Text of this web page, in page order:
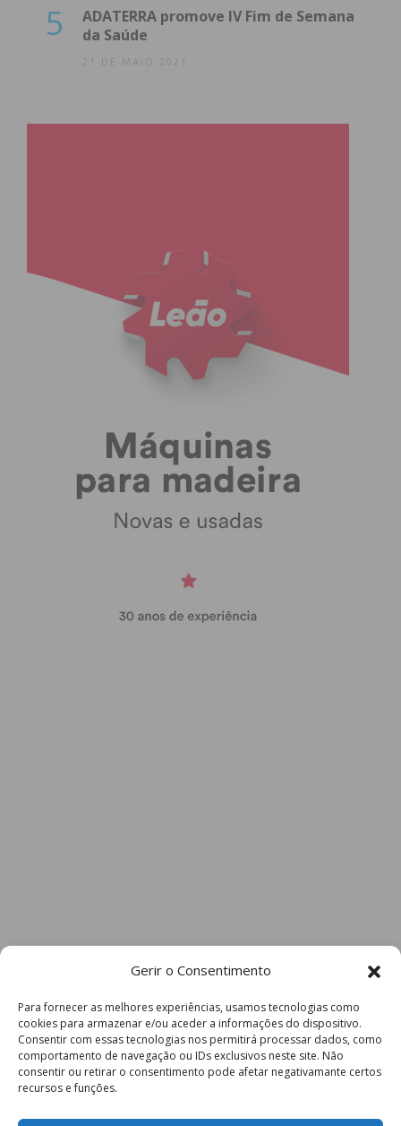
Gerir o Consentimento
Para fornecer as melhores experiências, usamos tecnologias como
cookies para armazenar e/ou aceder a informações do dispositivo.
Consentir com essas tecnologias nos permitirá processar dados, como
comportamento de navegação ou IDs exclusivos neste site. Não
consentir ou retirar o consentimento pode afetar negativamante certos
recursos e funções.
5
ADATERRA promove IV Fim de Semana
da Saúde
21 DE MAIO 2021